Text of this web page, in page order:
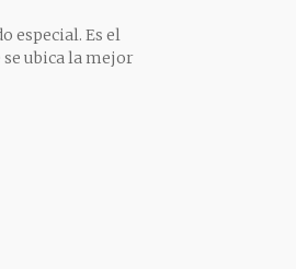
especial. Es el
ubica la mejor